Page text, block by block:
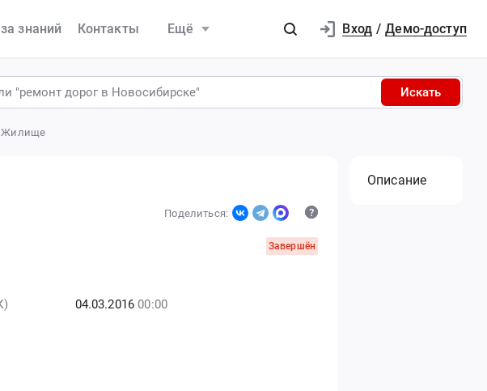
знаний Контакты Ещё Вход / Демо-доступ
Искать
Жилище
Поделиться:
Завершён
04.03.2016 00:00
Описание